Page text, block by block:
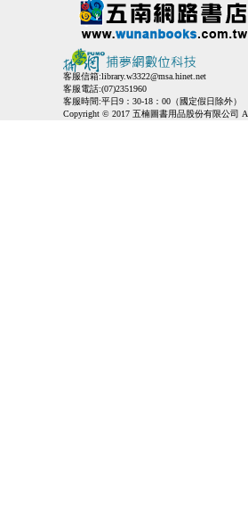
客服信箱:library.w3322@msa.hinet.net
客服電話:(07)2351960
客服時間:平日9：30-18：00（國定假日除外）
Copyright © 2017 五楠圖書用品股份有限公司